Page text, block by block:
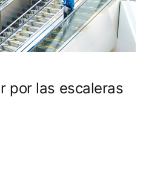
por las escaleras